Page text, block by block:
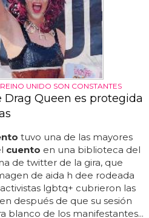
UNIDO SON CONSTANTES
Drag Queen es protegida
tuvo una de las mayores
cuento en una biblioteca del
de twitter de la gira, que
de aida h dee rodeada
lgbtq+ cubrieron las
después de que su sesión
blanco de los manifestantes...